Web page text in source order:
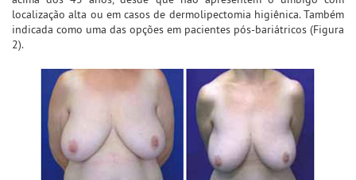
localização alta ou em casos de dermolipectomia higiênica. Também
indicada como uma das opções em pacientes pós-bariátricos (Figura
2).